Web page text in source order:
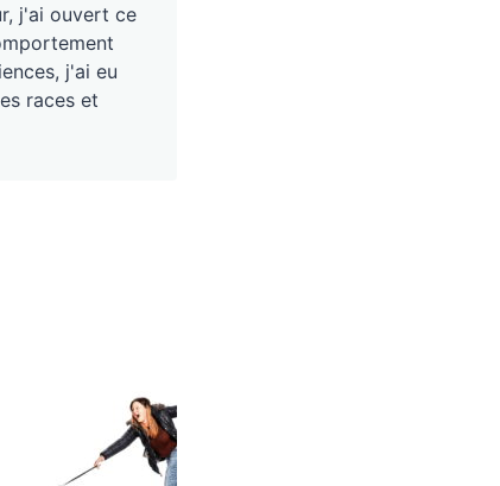
j'ai ouvert ce
j'ai eu
races et